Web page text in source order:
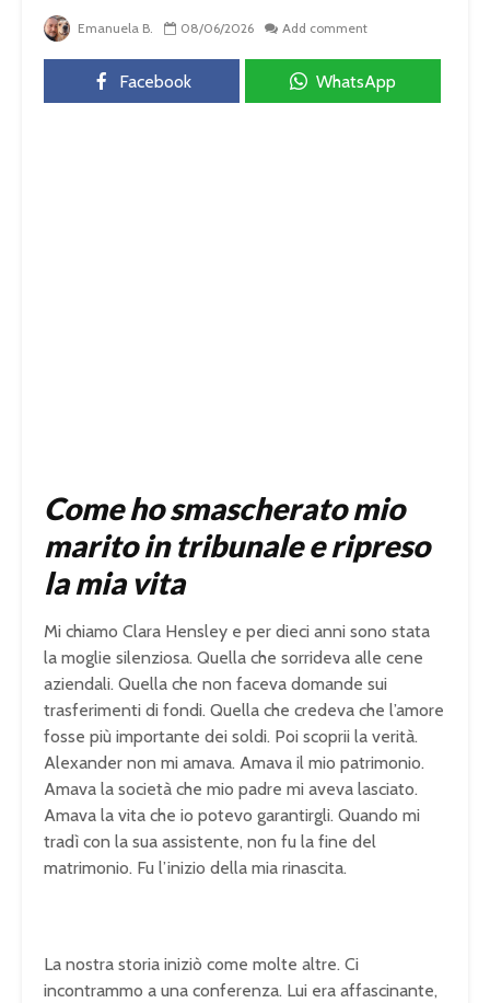
Emanuela B. 08/06/2026 Add comment
Facebook WhatsApp
Come ho smascherato mio
marito in tribunale e ripreso
la mia vita
Mi chiamo Clara Hensley e per dieci anni sono stata
la moglie silenziosa. Quella che sorrideva alle cene
aziendali. Quella che non faceva domande sui
trasferimenti di fondi. Quella che credeva che l’amore
fosse più importante dei soldi. Poi scoprii la verità.
Alexander non mi amava. Amava il mio patrimonio.
Amava la società che mio padre mi aveva lasciato.
Amava la vita che io potevo garantirgli. Quando mi
tradì con la sua assistente, non fu la fine del
matrimonio. Fu l’inizio della mia rinascita.
La nostra storia iniziò come molte altre. Ci
incontrammo a una conferenza. Lui era affascinante,